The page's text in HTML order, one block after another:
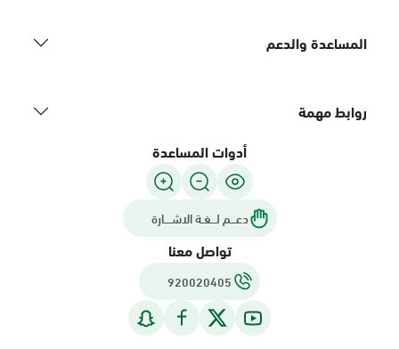
المساعدة والدعم
روابط مهمة
أدوات المساعدة
دعـــم لـــغـة الاشــــارة
تواصل معنا
920020405